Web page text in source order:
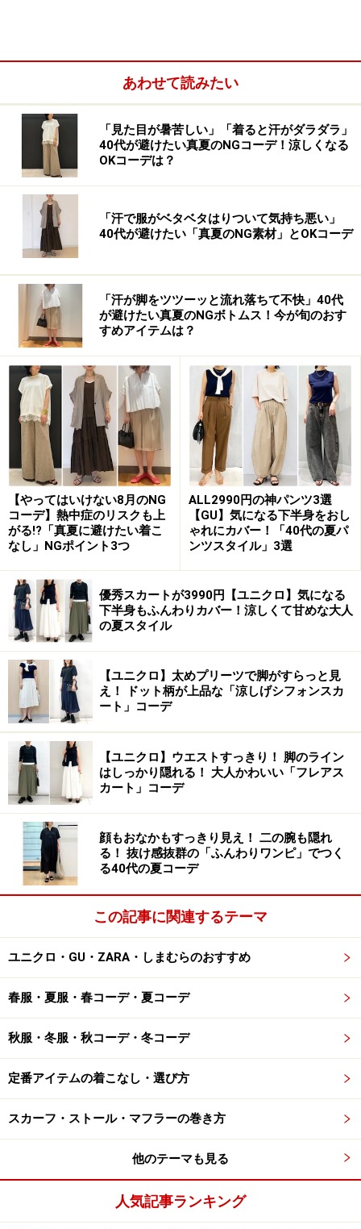
シンプルにニットと合わせて素材感のミックスを楽しんで
出典：StyleHint
素材は100％ポリエステルの軽量で繊細なシフォン素
材。軽やかな雰囲気なので、今なら写真のようにニット
やブーツを合わせて重さと軽さをミックスさせたコーデ
ィネートがおすすめ。シックな配色で甘さを控えた、お
しゃれで大人可愛いコーデの完成です。
ダウンベストのカジュアル感とスカートのフェミニンさも好
相性 出典：StyleHint
またプリーツスカートはボーダーニットやダウンベスト
などのカジュアルなアイテムを大人っぽく着るのにも効
果的。パンツだとラフになりすぎてしまうところを、女
性らしさのあるおしゃれコーデに仕上げてくれる、おす
すめの組み合わせです。
重く、迫力が出やすい黒のロングスカートでも、この透
け感のある素材と動きのあるデザインなら、抜け感のあ
るおしゃれコーデが簡単に楽しめるのも嬉しいポイント
ですよね。
2. きれいなAラインシルエットが可愛いフ
レアスカート
ユニクロ ストレッチコットンブレンド サーキュラースカ
きれいなAラインシルエットが目を惹く「ストレッチコ
ットンブレンド サーキュラースカート」。程よいフレア
です。
ハリ感がありきれいめ見えしながら、ストレッチも効い
ているコットンブレンド素材を使用していて、はき心地
も楽チン。
ラインのきれいなフレアスカートでボーダーニットも大人っ
ぽく 出典：StyleHint
あわせて読みたい
「見た目が暑苦しい」「着ると汗がダラダラ」
40代が避けたい真夏のNGコーデ！涼しくなる
OKコーデは？
「汗で服がベタベタはりついて気持ち悪い」
40代が避けたい「真夏のNG素材」とOKコーデ
「汗が脚をツツーッと流れ落ちて不快」40代
が避けたい真夏のNGボトムス！今が旬のおす
すめアイテムは？
【やってはいけない8月のNG
コーデ】熱中症のリスクも上
がる!?「真夏に避けたい着こ
なし」NGポイント3つ
ALL2990円の神パンツ3選
【GU】気になる下半身をおし
ゃれにカバー！「40代の夏パ
ンツスタイル」3選
優秀スカートが3990円【ユニクロ】気になる
下半身もふんわりカバー！涼しくて甘めな大人
の夏スタイル
【ユニクロ】太めプリーツで脚がすらっと見
え！ ドット柄が上品な「涼しげシフォンスカ
ート」コーデ
【ユニクロ】ウエストすっきり！ 脚のライン
はしっかり隠れる！ 大人かわいい「フレアス
カート」コーデ
顔もおなかもすっきり見え！ 二の腕も隠れ
る！ 抜け感抜群の「ふんわりワンピ」でつく
る40代の夏コーデ
この記事に関連するテーマ
ユニクロ・GU・ZARA・しまむらのおすすめ
春服・夏服・春コーデ・夏コーデ
秋服・冬服・秋コーデ・冬コーデ
定番アイテムの着こなし・選び方
スカーフ・ストール・マフラーの巻き方
他のテーマも見る
人気記事ランキング